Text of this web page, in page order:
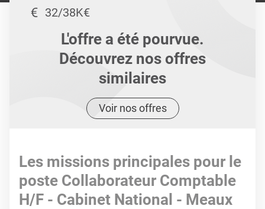
32/38K€
L'offre a été pourvue.
Découvrez nos offres
similaires
Voir nos offres
Les missions principales pour le
poste Collaborateur Comptable
H/F - Cabinet National - Meaux